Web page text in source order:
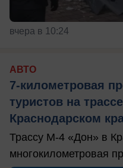
вчера в 10:24
АВТО
7-километровая
туристов на
Краснодарском
Трассу М-4 «Дон» в
многокилометровая